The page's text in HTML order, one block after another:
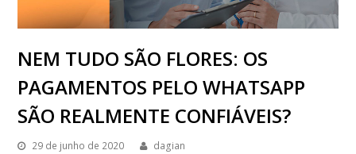
NEM TUDO SÃO FLORES: OS
PAGAMENTOS PELO WHATSAPP
SÃO REALMENTE CONFIÁVEIS?
29 de junho de 2020
dagian